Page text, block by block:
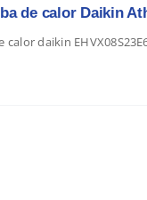
de calor Daikin